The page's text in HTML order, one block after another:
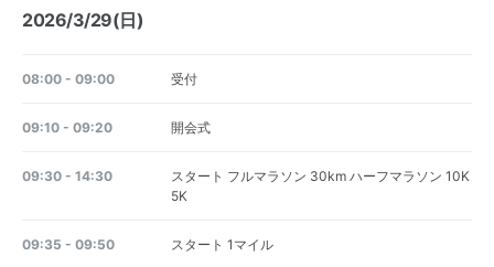
2026/3/29(日)
08:00 - 09:00 受付
09:10 - 09:20 開会式
09:30 - 14:30
スタート フルマラソン 30km ハーフマラソン 10K
5K
09:35 - 09:50 スタート 1マイル